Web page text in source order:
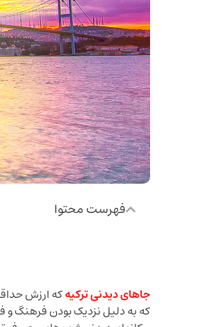
فهرست محتوا
جاهای دیدنی ترکیهکه ارزش
که به دلیل نزدیک بودن فرهنگ و